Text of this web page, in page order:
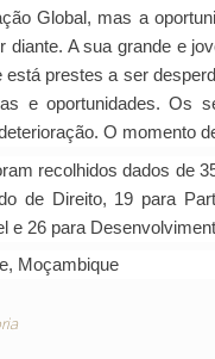
Global, mas a
diante. A sua grande e
está prestes a ser
e oportunidades. Os
O momento
recolhidos dados de
de Direito, 19 para
e 26 para
Moçambique